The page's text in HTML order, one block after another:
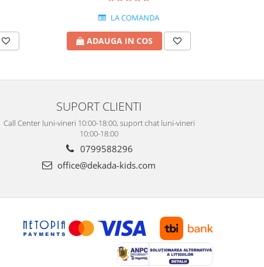
LA COMANDA
ADAUGA IN COS
SUPORT CLIENTI
Call Center luni-vineri 10:00-18:00, suport chat luni-vineri
10:00-18:00
0799588296
office@dekada-kids.com